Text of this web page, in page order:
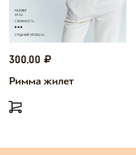
300,00
Римма жилет